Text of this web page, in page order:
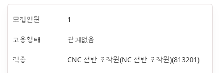
모집인원 1
고용형태 관계없음
직종 CNC 선반 조작원(NC 선반 조작원)(813201)